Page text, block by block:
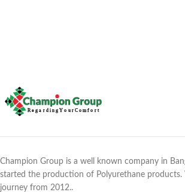
Champion Group is a well known company in
started the production of Polyurethane products.
journey from 2012..